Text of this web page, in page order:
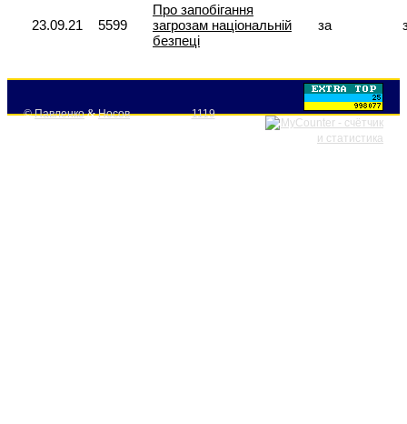
23.09.21 5599
Про запобігання
загрозам національній
безпеці
за
©Павленко&Носов 1119